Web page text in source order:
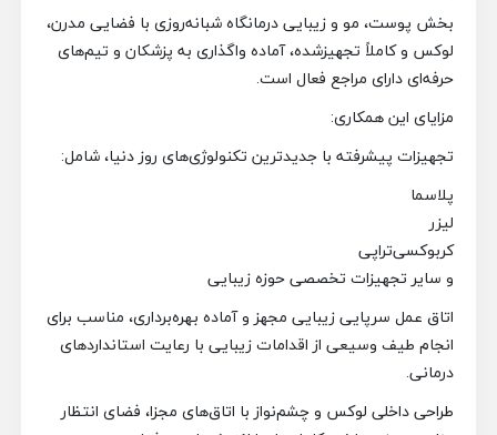
بخش پوست، مو و زیبایی درمانگاه شبانه‌روزی با فضایی مدرن،
لوکس و کاملاً تجهیزشده، آماده واگذاری به پزشکان و تیم‌های
حرفه‌ای دارای مراجع فعال است.
مزایای این همکاری:
تجهیزات پیشرفته با جدیدترین تکنولوژی‌های روز دنیا، شامل:
پلاسما
لیزر
کربوکسی‌تراپی
و سایر تجهیزات تخصصی حوزه زیبایی
اتاق عمل سرپایی زیبایی مجهز و آماده بهره‌برداری، مناسب برای
انجام طیف وسیعی از اقدامات زیبایی با رعایت استانداردهای
درمانی.
طراحی داخلی لوکس و چشم‌نواز با اتاق‌های مجزا، فضای انتظار